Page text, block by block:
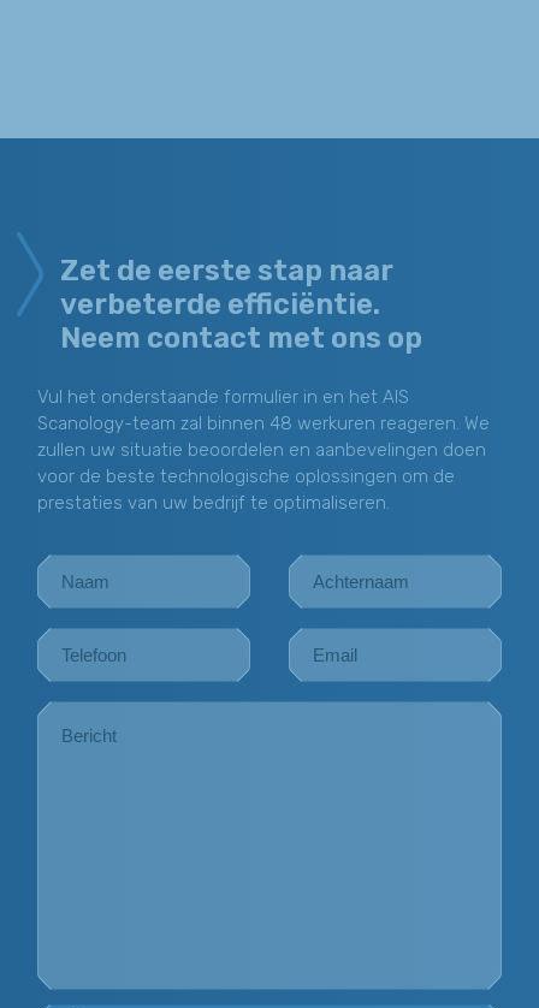
Zet de eerste stap naar
verbeterde efficiëntie.
Neem contact met ons op
Vul het onderstaande formulier in en het AIS
Scanology-team zal binnen 48 werkuren reageren. We
zullen uw situatie beoordelen en aanbevelingen doen
voor de beste technologische oplossingen om de
prestaties van uw bedrijf te optimaliseren.